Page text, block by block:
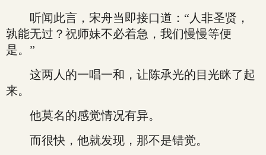
听闻此言，宋舟当即接口道：“人非圣贤，
孰能无过？祝师妹不必着急，我们慢慢等便
是。”
这两人的一唱一和，让陈承光的目光眯了起
来。
他莫名的感觉情况有异。
而很快，他就发现，那不是错觉。